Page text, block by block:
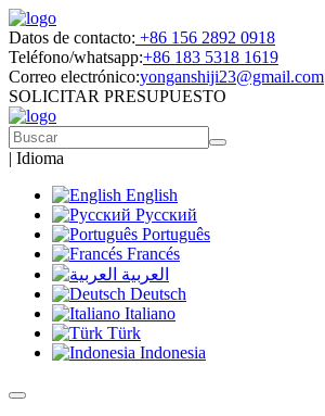
Datos de contacto: +86 156 2892 0918
Teléfono/whatsapp:+86 183 5318 1619
Correo electrónico:yonganshiji23@gmail.com
SOLICITAR PRESUPUESTO
| Idioma
English
Русский
Português
Francés
العربية
Deutsch
Italiano
Türk
Indonesia